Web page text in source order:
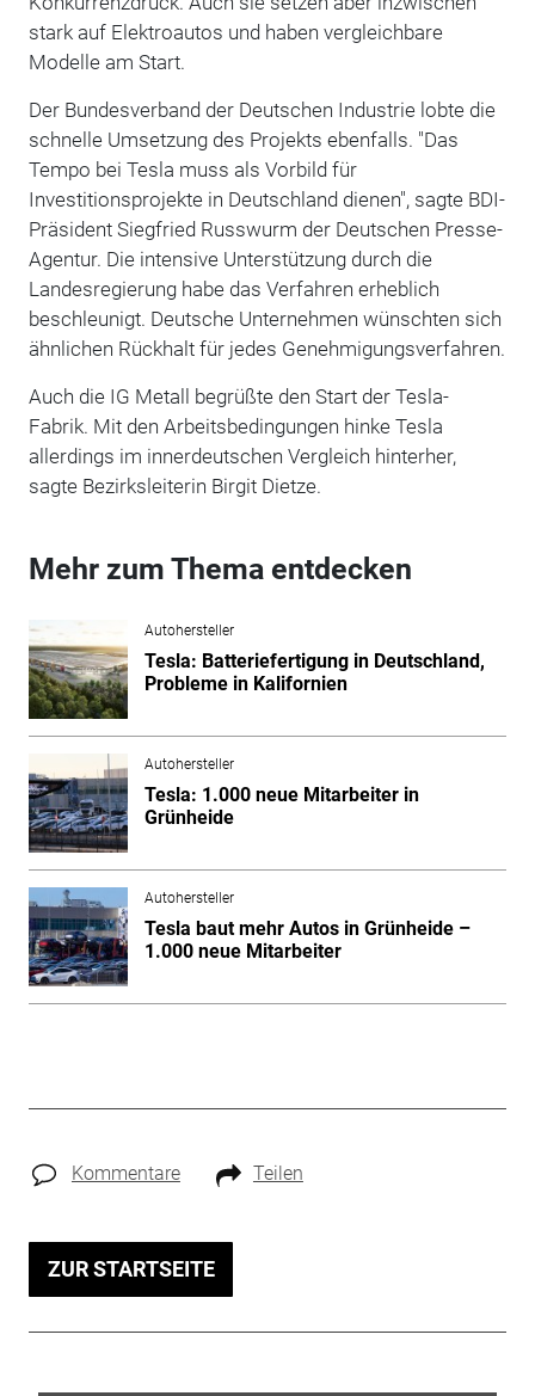
stark auf Elektroautos und haben vergleichbare
Modelle am Start.
Der Bundesverband der Deutschen Industrie lobte die
schnelle Umsetzung des Projekts ebenfalls. "Das
Tempo bei Tesla muss als Vorbild für
Investitionsprojekte in Deutschland dienen", sagte BDI-
Präsident Siegfried Russwurm der Deutschen Presse-
Agentur. Die intensive Unterstützung durch die
Landesregierung habe das Verfahren erheblich
beschleunigt. Deutsche Unternehmen wünschten sich
ähnlichen Rückhalt für jedes Genehmigungsverfahren.
Auch die IG Metall begrüßte den Start der Tesla-
Fabrik. Mit den Arbeitsbedingungen hinke Tesla
allerdings im innerdeutschen Vergleich hinterher,
sagte Bezirksleiterin Birgit Dietze.
Mehr zum Thema entdecken
Autohersteller
Tesla: Batteriefertigung in Deutschland,
Probleme in Kalifornien
Autohersteller
Tesla: 1.000 neue Mitarbeiter in
Grünheide
Autohersteller
Tesla baut mehr Autos in Grünheide –
1.000 neue Mitarbeiter
Kommentare Teilen
ZUR STARTSEITE